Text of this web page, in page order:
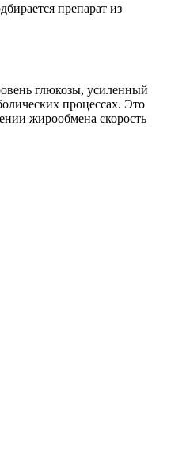
препарат из
глюкозы, усиленный
процессах. Это
жирообмена скорость